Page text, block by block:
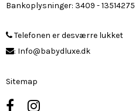
Bankoplysninger: 3409 - 13514275
Telefonen er desværre lukket
: Info@babydluxe.dk
Sitemap